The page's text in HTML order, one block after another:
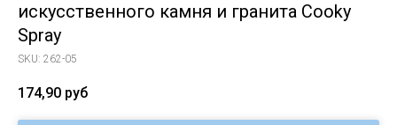
искусственного камня и гранита Cooky
Spray
SKU: 262-05
174,90 руб